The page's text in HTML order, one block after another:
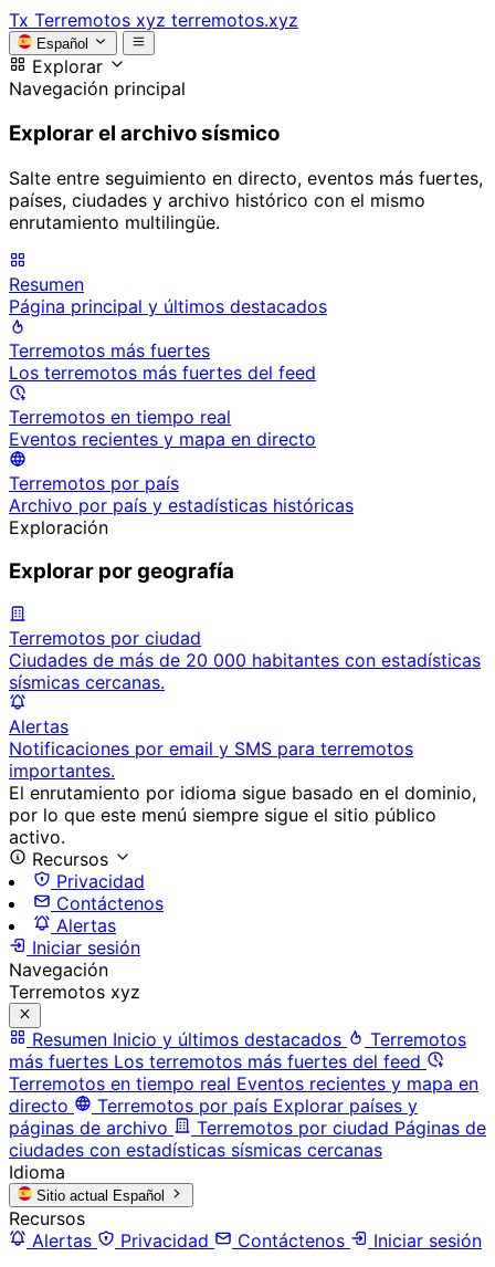
Tx Terremotos xyz terremotos.xyz
Español
Explorar
Navegación principal
Explorar el archivo sísmico
Salte entre seguimiento en directo, eventos más fuertes,
países, ciudades y archivo histórico con el mismo
enrutamiento multilingüe.
Resumen
Página principal y últimos destacados
Terremotos más fuertes
Los terremotos más fuertes del feed
Terremotos en tiempo real
Eventos recientes y mapa en directo
Terremotos por país
Archivo por país y estadísticas históricas
Exploración
Explorar por geografía
Terremotos por ciudad
Ciudades de más de 20 000 habitantes con estadísticas
sísmicas cercanas.
Alertas
Notificaciones por email y SMS para terremotos
importantes.
El enrutamiento por idioma sigue basado en el dominio,
por lo que este menú siempre sigue el sitio público
activo.
Recursos
Privacidad
Contáctenos
Alertas
Iniciar sesión
Navegación
Terremotos xyz
Resumen Inicio y últimos destacados
Terremotos
más fuertes Los terremotos más fuertes del feed
Terremotos en tiempo real Eventos recientes y mapa en
directo
Terremotos por país Explorar países y
páginas de archivo
Terremotos por ciudad Páginas de
ciudades con estadísticas sísmicas cercanas
Idioma
Sitio actual Español
Recursos
Alertas
Privacidad Contáctenos
Iniciar sesión